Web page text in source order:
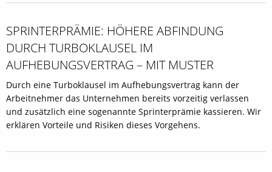
SPRINTERPRÄMIE: HÖHERE ABFINDUNG
DURCH TURBOKLAUSEL IM
AUFHEBUNGSVERTRAG – MIT MUSTER
Durch eine Turboklausel im Aufhebungsvertrag kann der
Arbeitnehmer das Unternehmen bereits vorzeitig verlassen
und zusätzlich eine sogenannte Sprinterprämie kassieren. Wir
erklären Vorteile und Risiken dieses Vorgehens.